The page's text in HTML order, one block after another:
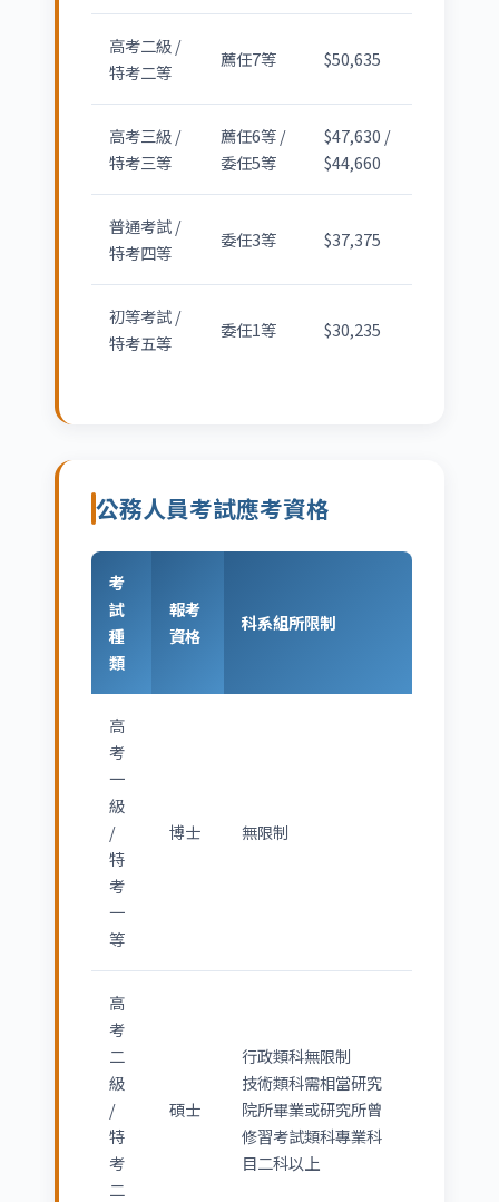
高考二級 /
特考二等
薦任7等 $50,635
高考三級 /
特考三等
薦任6等 /
委任5等
$47,630 /
$44,660
普通考試 /
特考四等
委任3等 $37,375
初等考試 /
特考五等
委任1等 $30,235
公務人員考試應考資格
考
試
種
類
報考
資格
科系組所限制
高
考
一
級
/
特
考
一
等
博士 無限制
高
考
二
級
/
特
考
二
碩士
行政類科無限制
技術類科需相當研究
院所畢業或研究所曾
修習考試類科專業科
目二科以上